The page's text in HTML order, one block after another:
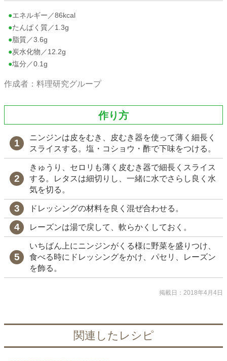
●エネルギー／86kcal
●たんぱく質／1.3g
●脂質／3.6g
●炭水化物／12.2g
●塩分／0.1g
作成者：料理研究グループ
作り方
ニンジンは皮をむき、皮むき器を使って薄く細長く
スライスする。塩・コショウ・酢で下味をつける。
きゅうり、セロリも薄く皮むき器で細長くスライス
する。レタスは細切りし、一緒に水でさらし良く水
気を切る。
ドレッシングの材料を良く混ぜ合わせる。
レーズンは湯で戻して、軟らかくしておく。
いちばん上にニンジンがくる様に野菜を盛りつけ、
食べる時にドレッシングをかけ、パセリ、レーズン
を飾る。
掲載日：2018年4月4日
関連したレシピ